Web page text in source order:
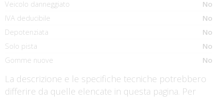
Veicolo danneggiato
No
IVA deducibile
No
Depotenziata
No
Solo pista
No
Gomme nuove
No
La descrizione e le specifiche tecniche potrebbero
differire da quelle elencate in questa pagina. Per